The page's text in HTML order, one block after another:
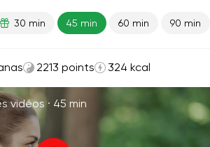
30 min 45 min 60 min 90 min
2213 points 324 kcal
vidéos · 45 min